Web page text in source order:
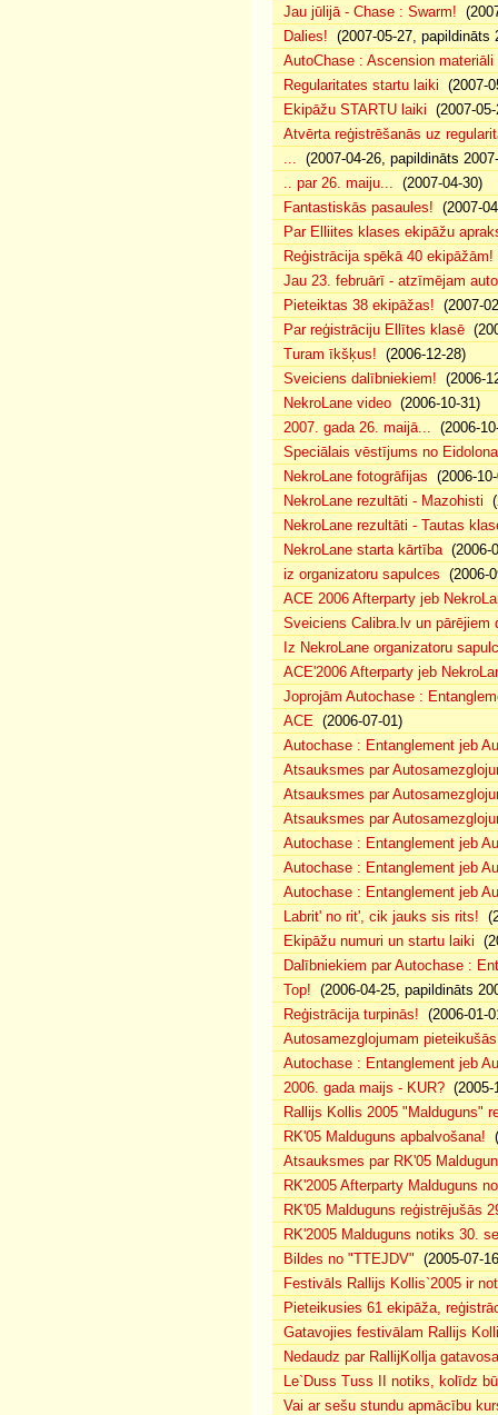
Jau jūlijā - Chase : Swarm!
Dalies! (2007-05-27, papildināts
AutoChase : Ascension materiāli
Regularitates startu laiki (2007-
Ekipāžu STARTU laiki (2007-
Atvērta reģistrēšanās uz
... (2007-04-26, papildināts
.. par 26. maiju... (2007-04-30)
Fantastiskās pasaules! (2007-
Par Elliites klases ekipāžu
Reģistrācija spēkā 40 ekipāžām!
Jau 23. februārī - atzīmējam
Pieteiktas 38 ekipāžas! (2007-
Par reģistrāciju Ellītes klasē
Turam īkšķus! (2006-12-28)
Sveiciens dalībniekiem! (2006-
NekroLane video (2006-10-31)
2007. gada 26. maijā... (2006-
Speciālais vēstījums no Eidolona
NekroLane fotogrāfijas (2006-
NekroLane rezultāti - Mazohisti
NekroLane rezultāti - Tautas
NekroLane starta kārtība(2006-
iz organizatoru sapulces (2006-
ACE 2006 Afterparty jeb
Sveiciens Calibra.lv un pārējiem
Iz NekroLane organizatoru
ACE'2006 Afterparty jeb
Joprojām Autochase :
ACE (2006-07-01)
Autochase : Entanglement jeb
Atsauksmes par
Atsauksmes par
Atsauksmes par
Autochase : Entanglement jeb
Autochase : Entanglement jeb
Autochase : Entanglement jeb
Labrit' no rit', cik jauks sis rits!
Ekipāžu numuri un startu laiki
Dalībniekiem par Autochase :
Top! (2006-04-25, papildināts
Reģistrācija turpinās! (2006-01-
Autosamezglojumam
Autochase : Entanglement jeb
2006. gada maijs - KUR? (2005-
Rallijs Kollis 2005 "Malduguns"
RK'05 Malduguns apbalvošana!
Atsauksmes par RK'05
RK'2005 Afterparty Malduguns
RK'05 Malduguns reģistrējušās
RK'2005 Malduguns notiks 30.
Bildes no "TTEJDV" (2005-07-
Festivāls Rallijs Kollis`2005 ir
Pieteikusies 61 ekipāža,
Gatavojies festivālam Rallijs
Nedaudz par RallijKollja
Le`Duss Tuss II notiks, kolīdz
Vai ar sešu stundu apmācību